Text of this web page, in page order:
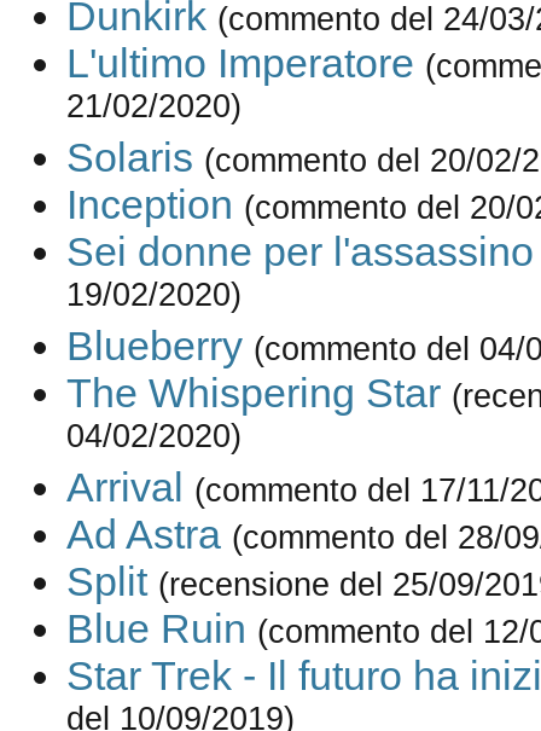
Dunkirk (commento del 24/
L'ultimo Imperatore
21/02/2020)
Solaris (commento del 20/02/
Inception (commento del 20/
Sei donne per l'assassino
19/02/2020)
Blueberry (commento del 04/
The Whispering Star
04/02/2020)
Arrival (commento del 17/11/
Ad Astra (commento del 28/
Split (recensione del 25/09/
Blue Ruin (commento del 12/
Star Trek - Il futuro ha